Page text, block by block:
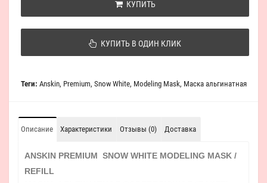
КУПИТЬ
КУПИТЬ В ОДИН КЛИК
Теги: Anskin, Premium, Snow White, Modeling Mask, Маска альгинатная
Описание Характеристики Отзывы (0) Доставка
ANSKIN PREMIUM SNOW WHITE MODELING MASK /
REFILL